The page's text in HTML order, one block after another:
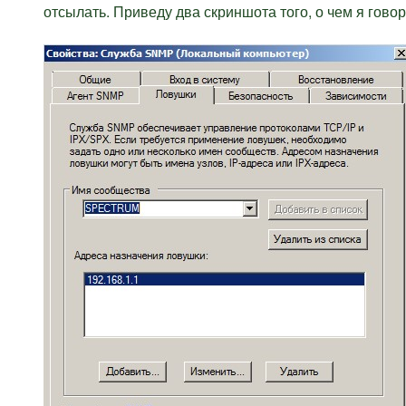
отсылать. Приведу два скриншота того, о чем я